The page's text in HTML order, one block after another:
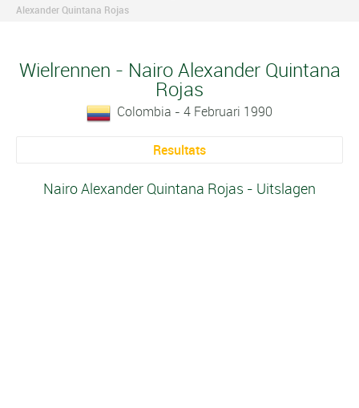
Alexander Quintana Rojas
Wielrennen - Nairo Alexander Quintana
Rojas
Colombia - 4 Februari 1990
Resultats
Nairo Alexander Quintana Rojas - Uitslagen